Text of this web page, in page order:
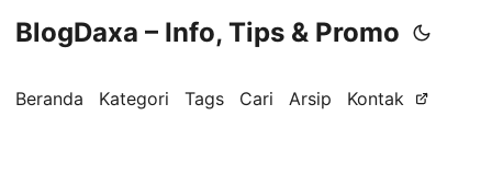
BlogDaxa – Info, Tips & Promo
Beranda Kategori Tags Cari Arsip Kontak